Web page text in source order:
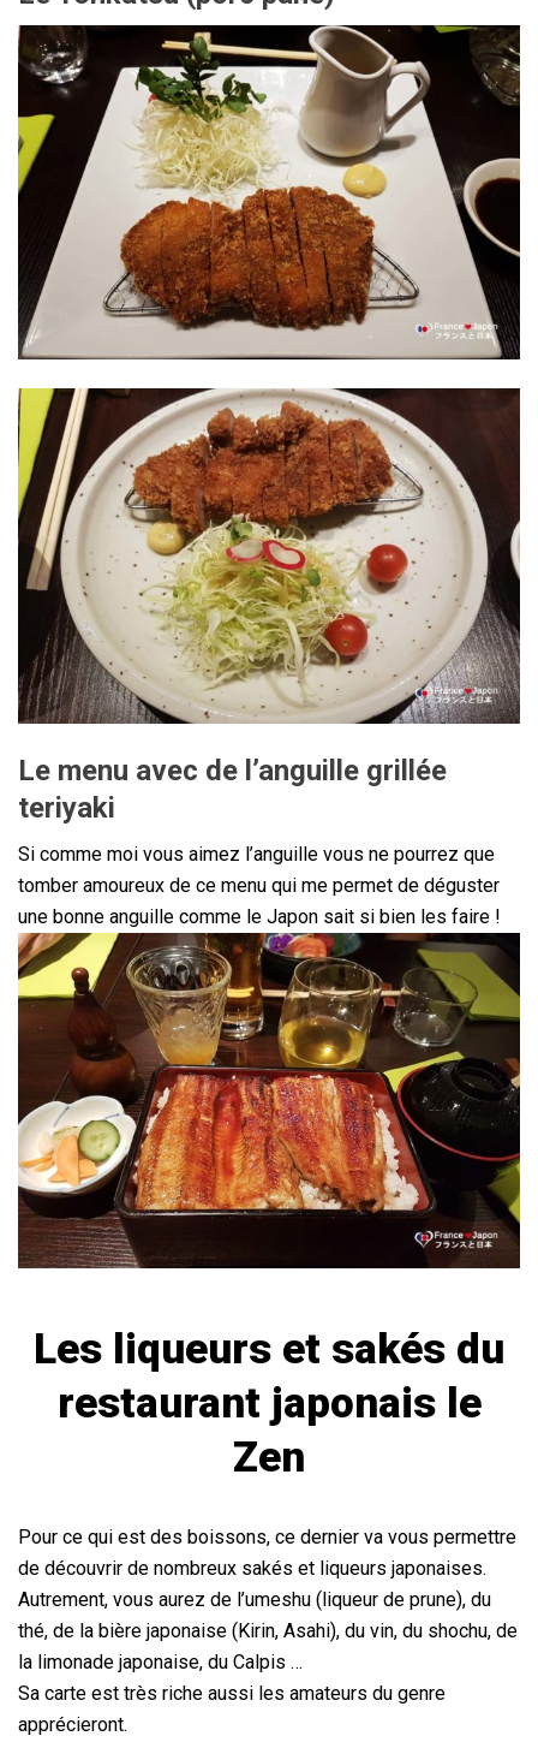
Le menu avec de l’anguille grillée
teriyaki
Si comme moi vous aimez l’anguille vous ne pourrez que
tomber amoureux de ce menu qui me permet de déguster
une bonne anguille comme le Japon sait si bien les faire !
Les liqueurs et sakés du
restaurant japonais le
Zen
Pour ce qui est des boissons, ce dernier va vous permettre
de découvrir de nombreux sakés et liqueurs japonaises.
Autrement, vous aurez de l’umeshu (liqueur de prune), du
thé, de la bière japonaise (Kirin, Asahi), du vin, du shochu, de
la limonade japonaise, du Calpis …
Sa carte est très riche aussi les amateurs du genre
apprécieront.